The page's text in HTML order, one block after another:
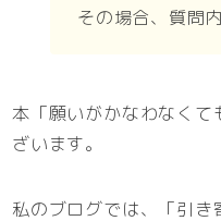
その場合、質問
本「願いがかなわなく
ざいます。
私のブログでは、「引